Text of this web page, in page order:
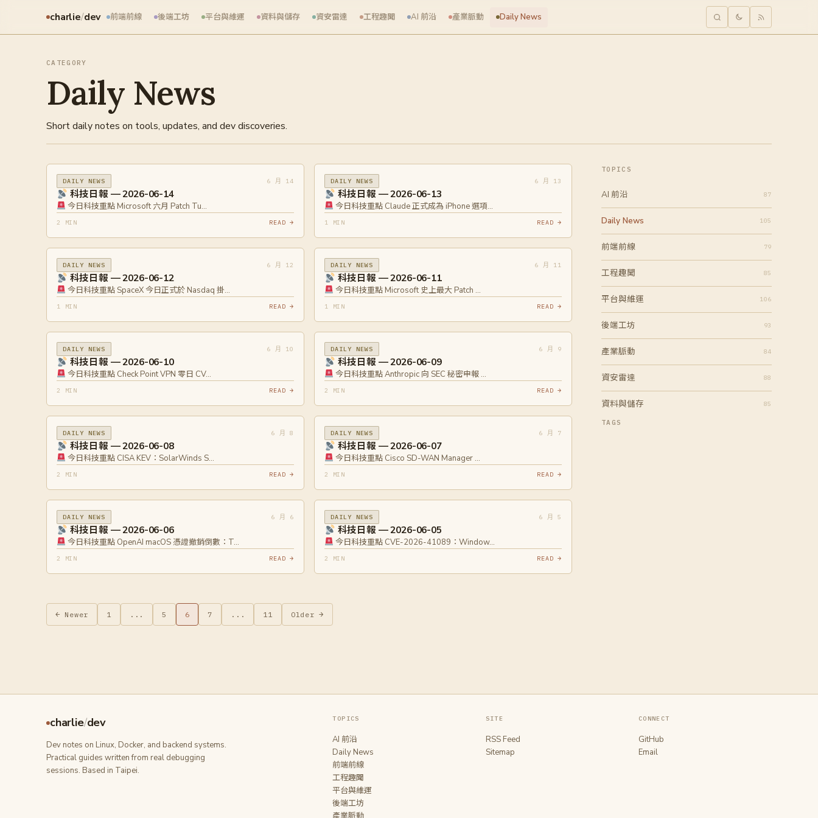
charlie/dev 前端前線 後端工坊 平台與維運 資料與儲存 資安雷達 工程趣聞 AI 前沿 產業脈動 Daily News
CATEGORY
Daily News
Short daily notes on tools, updates, and dev discoveries.
DAILY NEWS 6 月 14
科技日報 — 2026-06-14
今日科技重點 Microsoft 六月 Patch Tu…
2 MIN READ →
DAILY NEWS 6 月 13
科技日報 — 2026-06-13
今日科技重點 Claude 正式成為 iPhone 選項…
1 MIN READ →
DAILY NEWS 6 月 12
科技日報 — 2026-06-12
今日科技重點 SpaceX 今日正式於 Nasdaq 掛…
1 MIN READ →
DAILY NEWS 6 月 11
科技日報 — 2026-06-11
今日科技重點 Microsoft 史上最大 Patch …
1 MIN READ →
DAILY NEWS 6 月 10
科技日報 — 2026-06-10
今日科技重點 Check Point VPN 零日 CV…
2 MIN READ →
DAILY NEWS 6 月 9
科技日報 — 2026-06-09
今日科技重點 Anthropic 向 SEC 秘密申報 …
2 MIN READ →
DAILY NEWS 6 月 8
科技日報 — 2026-06-08
今日科技重點 CISA KEV：SolarWinds S…
2 MIN READ →
DAILY NEWS 6 月 7
科技日報 — 2026-06-07
今日科技重點 Cisco SD-WAN Manager …
2 MIN READ →
DAILY NEWS 6 月 6
科技日報 — 2026-06-06
今日科技重點 OpenAI macOS 憑證撤銷倒數：T…
2 MIN READ →
DAILY NEWS 6 月 5
科技日報 — 2026-06-05
今日科技重點 CVE-2026-41089：Window…
2 MIN READ →
文
← Newer 1 ... 5 6 7 ... 11 Older →
TOPICS
AI 前沿 87
Daily News 105
前端前線 79
工程趣聞 85
平台與維運 106
後端工坊 93
產業脈動 84
資安雷達 88
資料與儲存 85
TAGS
charlie/dev
Dev notes on Linux, Docker, and backend systems.
Practical guides written from real debugging
sessions. Based in Taipei.
TOPICS
AI 前沿
Daily News
前端前線
工程趣聞
平台與維運
後端工坊
SITE
RSS Feed
Sitemap
CONNECT
GitHub
Email